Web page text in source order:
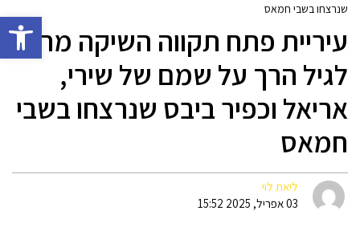
פתח
שנרצחו בשבי חמאס
עיריית פתח תקווה השיקה מרכז
לגיל הרך על שמם של שירי,
אריאל וכפיר ביבס שנרצחו בשבי
חמאס
ליאת לוי
03 אפריל, 2025 15:52